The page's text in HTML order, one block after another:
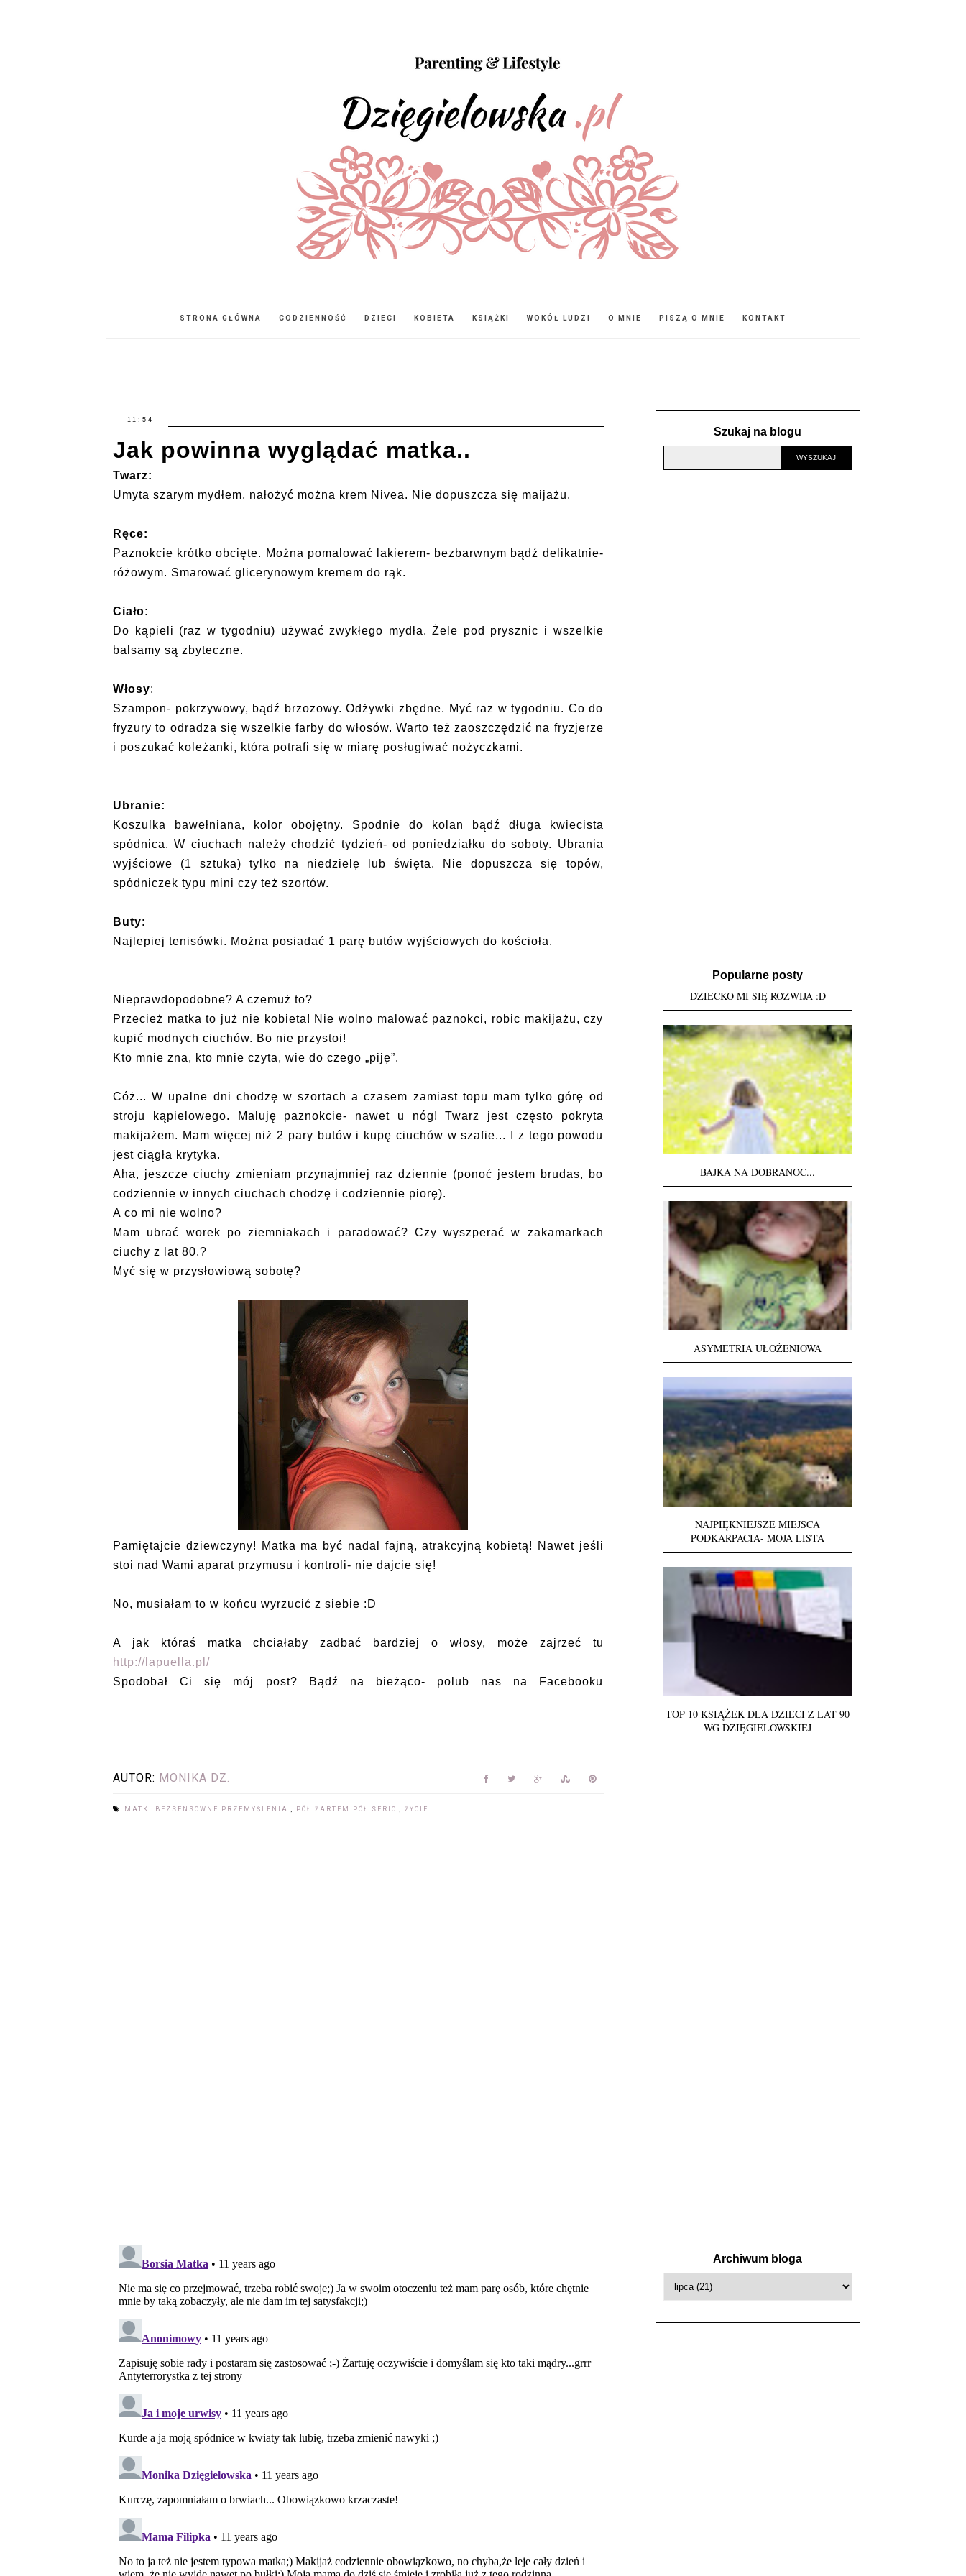
STRONA GŁÓWNA CODZIENNOŚĆ DZIECI KOBIETA KSIĄŻKI WOKÓŁ LUDZI O MNIE PISZĄ O MNIE KONTAKT
11:54
Jak powinna wyglądać matka..
Twarz:
Umyta szarym mydłem, nałożyć można krem Nivea. Nie dopuszcza się maijażu.
Ręce:
Paznokcie krótko obcięte. Można pomalować lakierem- bezbarwnym bądź delikatnie-
różowym. Smarować glicerynowym kremem do rąk.
Ciało:
Do kąpieli (raz w tygodniu) używać zwykłego mydła. Żele pod prysznic i wszelkie
balsamy są zbyteczne.
Włosy:
Szampon- pokrzywowy, bądź brzozowy. Odżywki zbędne. Myć raz w tygodniu. Co do
fryzury to odradza się wszelkie farby do włosów. Warto też zaoszczędzić na fryzjerze
i poszukać koleżanki, która potrafi się w miarę posługiwać nożyczkami.
Ubranie:
Koszulka bawełniana, kolor obojętny. Spodnie do kolan bądź długa kwiecista
spódnica. W ciuchach należy chodzić tydzień- od poniedziałku do soboty. Ubrania
wyjściowe (1 sztuka) tylko na niedzielę lub święta. Nie dopuszcza się topów,
spódniczek typu mini czy też szortów.
Buty:
Najlepiej tenisówki. Można posiadać 1 parę butów wyjściowych do kościoła.
Nieprawdopodobne? A czemuż to?
Przecież matka to już nie kobieta! Nie wolno malować paznokci, robic makijażu, czy
kupić modnych ciuchów. Bo nie przystoi!
Kto mnie zna, kto mnie czyta, wie do czego „piję”.
Cóż... W upalne dni chodzę w szortach a czasem zamiast topu mam tylko górę od
stroju kąpielowego. Maluję paznokcie- nawet u nóg! Twarz jest często pokryta
makijażem. Mam więcej niż 2 pary butów i kupę ciuchów w szafie... I z tego powodu
jest ciągła krytyka.
Aha, jeszcze ciuchy zmieniam przynajmniej raz dziennie (ponoć jestem brudas, bo
codziennie w innych ciuchach chodzę i codziennie piorę).
A co mi nie wolno?
Mam ubrać worek po ziemniakach i paradować? Czy wyszperać w zakamarkach
ciuchy z lat 80.?
Myć się w przysłowiową sobotę?
Pamiętajcie dziewczyny! Matka ma być nadal fajną, atrakcyjną kobietą! Nawet jeśli
stoi nad Wami aparat przymusu i kontroli- nie dajcie się!
No, musiałam to w końcu wyrzucić z siebie :D
A jak któraś matka chciałaby zadbać bardziej o włosy, może zajrzeć tu
http://lapuella.pl/
Spodobał Ci się mój post? Bądź na bieżąco- polub nas na Facebooku
AUTOR: MONIKA DZ.
MATKI BEZSENSOWNE PRZEMYŚLENIA , PÓŁ ŻARTEM PÓŁ SERIO , ŻYCIE
Szukaj na blogu
Popularne posty
DZIECKO MI SIĘ ROZWIJA :D
BAJKA NA DOBRANOC...
ASYMETRIA UŁOŻENIOWA
NAJPIĘKNIEJSZE MIEJSCA
PODKARPACIA- MOJA LISTA
TOP 10 KSIĄŻEK DLA DZIECI Z LAT 90
WG DZIĘGIELOWSKIEJ
Archiwum bloga